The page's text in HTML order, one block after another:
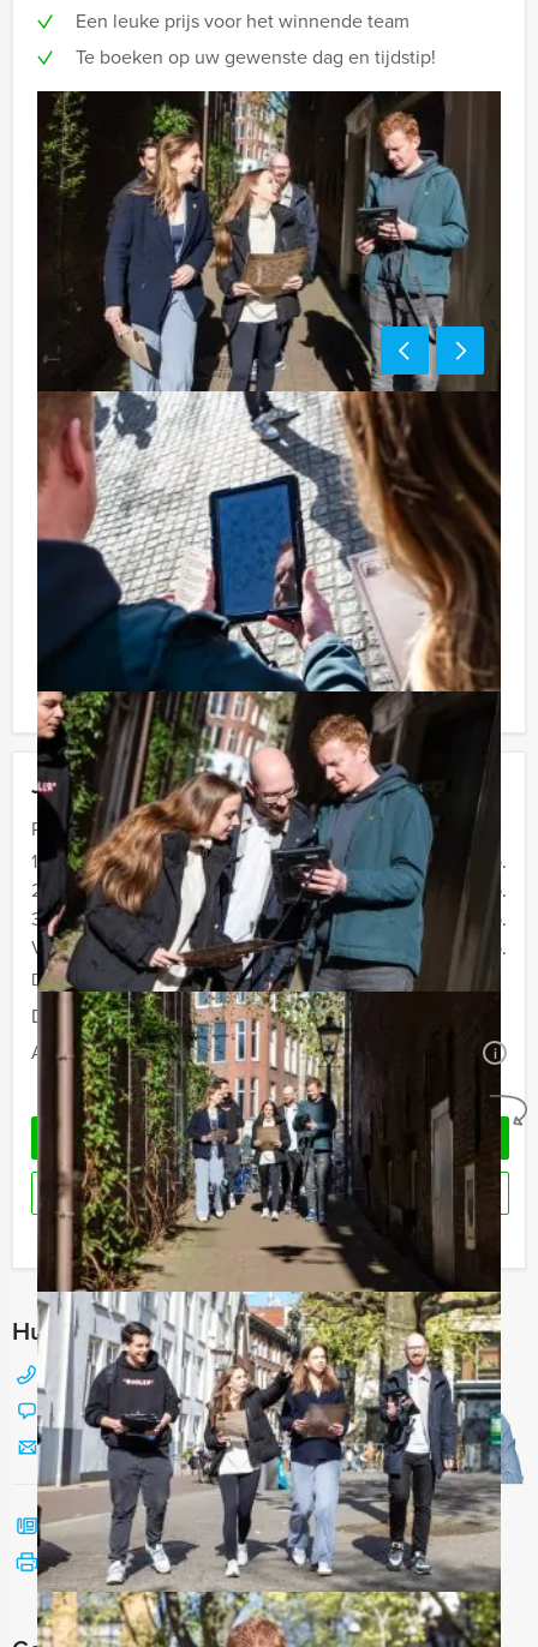
Jouw uitje
Prijs :
12 - 19 personen
€ 34,50 p.p.
20 - 29 personen
€ 32,50 p.p.
30 - 39 personen
€ 29,50 p.p.
Vanaf 40 personen
€ 27,50 p.p.
De prijzen zijn exclusief BTW
Duur:
2 uur en 30 minuten
Aantal:
Minimaal 12 personen i
Geheel vrijblijvend
OFFERTE AANVRAGEN
RESERVEREN
Ik heb een vraag over dit uitje
Hulp nodig bij het kiezen?
088 428 81 17
Chat met Jeroen
Stuur ons een mailtje
Bel mij terug
Bekijk printbare versie
Een leuke prijs voor het winnende team
Te boeken op uw gewenste dag en tijdstip!
Tip:
Uiteraard is dit gezellige groepsuitje van Holland Tour
Guides uitstekend te combineren met een heerlijke
lunch vooraf of een uitgebreid diner na afloop. U kunt
dit spel ook combineren met andere
spelevenementen. Informeer naar de mogelijkheden!
Komt u niet aan het minimale aantal deelnemers? Als u
bereid bent voor het minimale aantal te betalen, kunt u
ook gewoon voor minder personen boeken!